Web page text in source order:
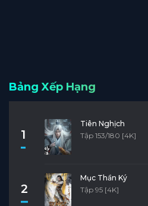
Bảng Xếp Hạng
1
Tiên Nghịch
Tập 153/180 [4K]
2
Mục Thần Ký
Tập 95 [4K]